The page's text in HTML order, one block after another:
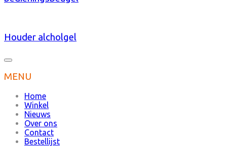
Houder alcholgel
MENU
Home
Winkel
Nieuws
Over ons
Contact
Bestellijst